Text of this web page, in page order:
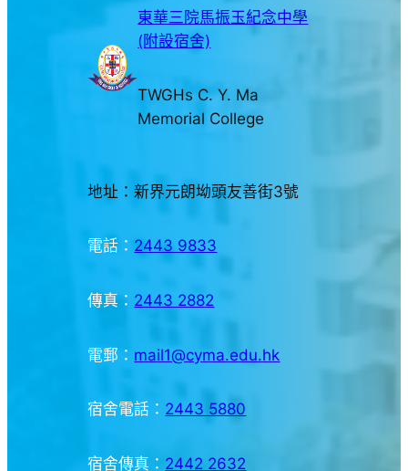
東華三院馬振玉紀念中學
(附設宿舍)
TWGHs C. Y. Ma
Memorial College
地址：新界元朗坳頭友善街3號
電話： 2443 9833
傳真： 2443 2882
電郵： mail1@cyma.edu.hk
宿舍電話： 2443 5880
宿舍傳真： 2442 2632